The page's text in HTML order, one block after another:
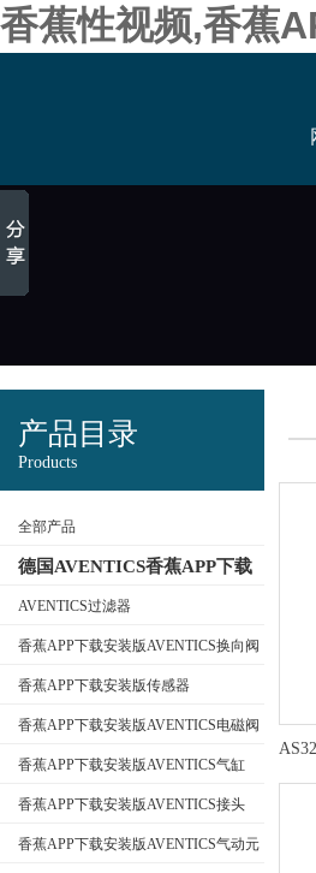
香蕉性视频,香蕉
产品目录
Products
全部产品
德国AVENTICS香蕉APP下载
安装版
AVENTICS过滤器
香蕉APP下载安装版AVENTICS换向阀
香蕉APP下载安装版传感器
香蕉APP下载安装版AVENTICS电磁阀
香蕉APP下载安装版AVENTICS气缸
香蕉APP下载安装版AVENTICS接头
香蕉APP下载安装版AVENTICS气动元